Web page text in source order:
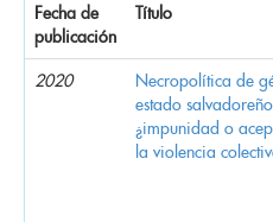
Fecha de
publicación
Título
2020
Necropolítica de
estado
¿impunidad o
la violencia